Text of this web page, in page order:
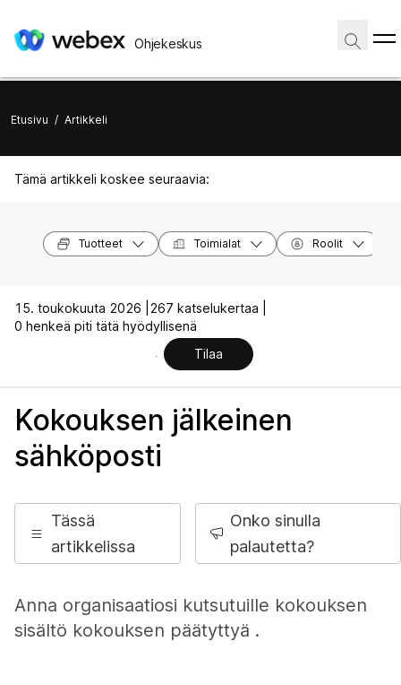
Ohjekeskus
Etusivu / Artikkeli
Tämä artikkeli koskee seuraavia:
Tuotteet Toimialat Roolit
15. toukokuuta 2026 |
267 katselukertaa |
0 henkeä piti tätä hyödyllisenä
Tilaa
Kokouksen jälkeinen
sähköposti
Tässä
artikkelissa
Onko sinulla
palautetta?
Anna organisaatiosi kutsutuille kokouksen
sisältö kokouksen päätyttyä .